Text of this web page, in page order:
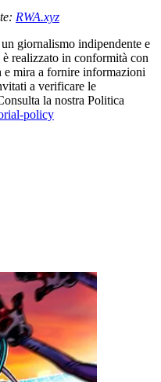
RWA.xyz
giornalismo indipendente e
realizzato in conformità con
mira a fornire informazioni
a verificare le
la nostra Politica
policy